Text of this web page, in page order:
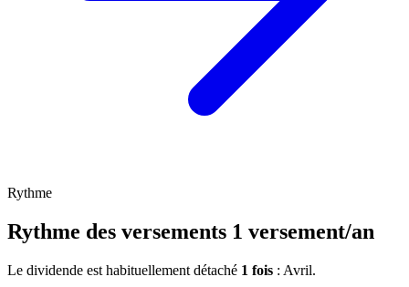
Rythme
Rythme des versements 1 versement/an
Le dividende est habituellement détaché 1 fois : Avril.